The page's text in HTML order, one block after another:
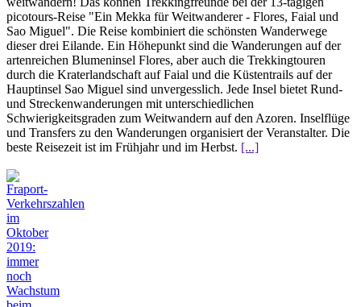
picotours-Reise "Ein Mekka für Weitwanderer - Flores, Faial und
Sao Miguel". Die Reise kombiniert die schönsten Wanderwege
dieser drei Eilande. Ein Höhepunkt sind die Wanderungen auf der
artenreichen Blumeninsel Flores, aber auch die Trekkingtouren
durch die Kraterlandschaft auf Faial und die Küstentrails auf der
Hauptinsel Sao Miguel sind unvergesslich. Jede Insel bietet Rund-
und Streckenwanderungen mit unterschiedlichen
Schwierigkeitsgraden zum Weitwandern auf den Azoren. Inselflüge
und Transfers zu den Wanderungen organisiert der Veranstalter. Die
beste Reisezeit ist im Frühjahr und im Herbst. [...]